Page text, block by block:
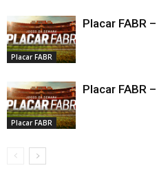
Placar FABR
Placar FABR
Placar FABR
Placar FABR